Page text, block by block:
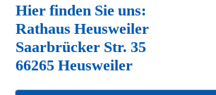
Hier finden Sie uns:
Rathaus Heusweiler
Saarbrücker Str. 35
66265 Heusweiler